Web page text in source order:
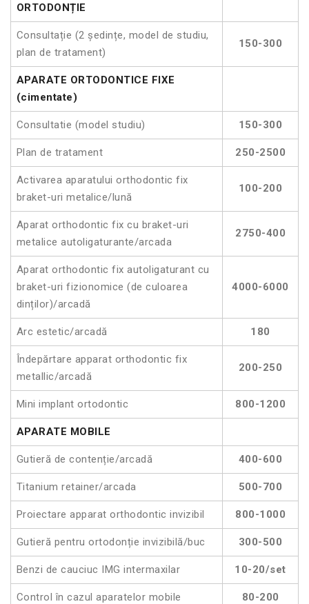
ORTODONȚIE
Consultație (2 ședințe, model de studiu,
plan de tratament)
150-300
APARATE ORTODONTICE FIXE
(cimentate)
Consultatie (model studiu) 150-300
Plan de tratament 250-2500
Activarea aparatului orthodontic fix
braket-uri metalice/lună
100-200
Aparat orthodontic fix cu braket-uri
metalice autoligaturante/arcada
2750-400
Aparat orthodontic fix autoligaturant cu
braket-uri fizionomice (de culoarea
dinților)/arcadă
4000-6000
Arc estetic/arcadă 180
Îndepărtare apparat orthodontic fix
metallic/arcadă
200-250
Mini implant ortodontic 800-1200
APARATE MOBILE
Gutieră de contenție/arcadă 400-600
Titanium retainer/arcada 500-700
Proiectare apparat orthodontic invizibil 800-1000
Gutieră pentru ortodonție invizibilă/buc 300-500
Benzi de cauciuc IMG intermaxilar 10-20/set
Control în cazul aparatelor mobile 80-200